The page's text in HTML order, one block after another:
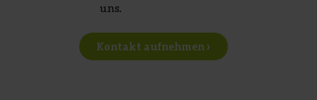
uns.
Kontakt aufnehmen ›